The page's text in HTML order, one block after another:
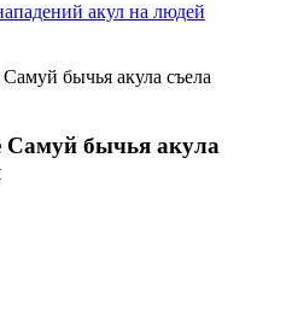
акул на людей
бычья акула съела
Самуй бычья акула